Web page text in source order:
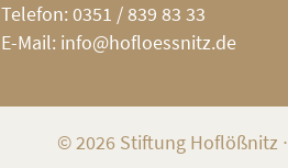
Telefon: 0351 / 839 83 33
E-Mail: info@hofloessnitz.de
© 2026 Stiftung Hoflößnitz ∙